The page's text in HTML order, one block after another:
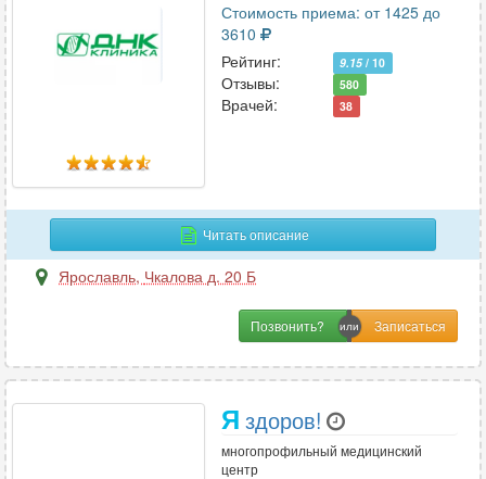
Стоимость приема: от 1425 до
3610
Рейтинг:
9.15/ 10
Отзывы: 580
Врачей: 38
Читать описание
Ярославль, Чкалова д. 20 Б
Позвонить?
Я здоров!
многопрофильный медицинский
центр